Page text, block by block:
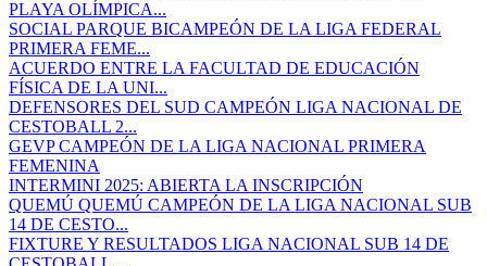
PLAYA OLÍMPICA...
SOCIAL PARQUE BICAMPEÓN DE LA LIGA FEDERAL
PRIMERA FEME...
ACUERDO ENTRE LA FACULTAD DE EDUCACIÓN
FÍSICA DE LA UNI...
DEFENSORES DEL SUD CAMPEÓN LIGA NACIONAL DE
CESTOBALL 2...
GEVP CAMPEÓN DE LA LIGA NACIONAL PRIMERA
FEMENINA
INTERMINI 2025: ABIERTA LA INSCRIPCIÓN
QUEMÚ QUEMÚ CAMPEÓN DE LA LIGA NACIONAL SUB
14 DE CESTO...
FIXTURE Y RESULTADOS LIGA NACIONAL SUB 14 DE